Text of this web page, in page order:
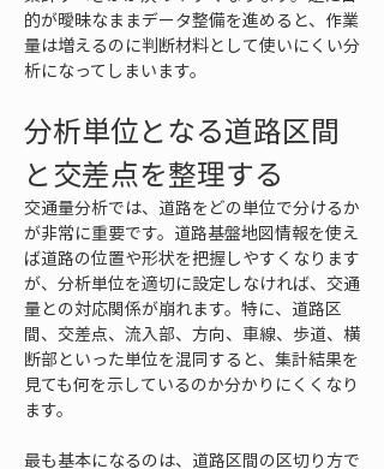
的が曖昧なままデータ整備を進めると、作業
量は増えるのに判断材料として使いにくい分
析になってしまいます。
分析単位となる道路区間
と交差点を整理する
交通量分析では、道路をどの単位で分けるか
が非常に重要です。道路基盤地図情報を使え
ば道路の位置や形状を把握しやすくなります
が、分析単位を適切に設定しなければ、交通
量との対応関係が崩れます。特に、道路区
間、交差点、流入部、方向、車線、歩道、横
断部といった単位を混同すると、集計結果を
見ても何を示しているのか分かりにくくなり
ます。
最も基本になるのは、道路区間の区切り方で